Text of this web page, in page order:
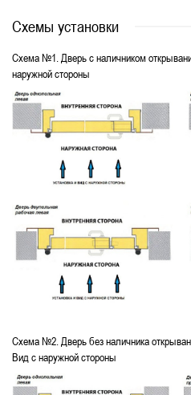
Схемы установки
Схема №1. Дверь с наличником
наружной стороны
Схема №2. Дверь без наличника
Вид с наружной стороны